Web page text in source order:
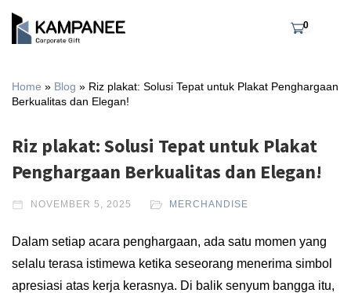
0
Home » Blog » Riz plakat: Solusi Tepat untuk Plakat Penghargaan
Berkualitas dan Elegan!
Riz plakat: Solusi Tepat untuk Plakat
Penghargaan Berkualitas dan Elegan!
NOVEMBER 5, 2025 MERCHANDISE
Dalam setiap acara penghargaan, ada satu momen yang
selalu terasa istimewa ketika seseorang menerima simbol
apresiasi atas kerja kerasnya. Di balik senyum bangga itu,